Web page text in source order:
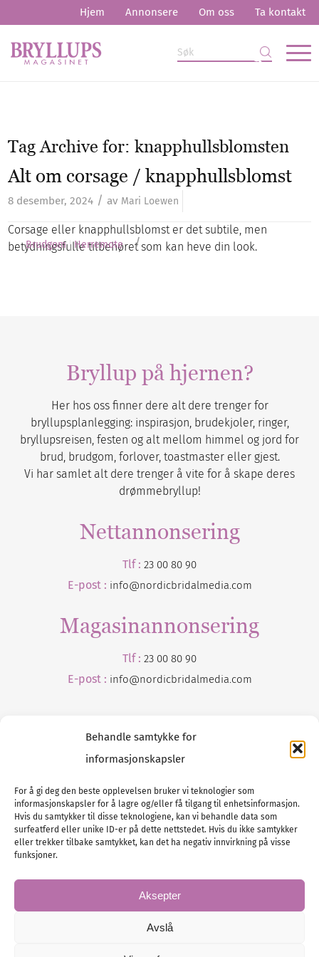
Behandle samtykke for
informasjonskapsler
For å gi deg den beste opplevelsen bruker vi teknologier som
informasjonskapsler for å lagre og/eller få tilgang til enhetsinformasjon.
Hvis du samtykker til disse teknologiene, kan vi behandle data som
surfeatferd eller unike ID-er på dette nettstedet. Hvis du ikke samtykker
eller trekker tilbake samtykket, kan det ha negativ innvirkning på visse
funksjoner.
Aksepter
Avslå
Hjem Annonsere Om oss Ta kontakt
Tag Archive for:knapphullsblomsten
Alt om corsage / knapphullsblomst
8 desember, 2024 / av Mari Loewen
Corsage eller knapphullsblomst er det subtile, men
betydningsfulle tilbehøret som kan heve din look.
Brudgom Herremote /
Bryllup på hjernen?
Her hos oss finner dere alt dere trenger for
bryllupsplanlegging: inspirasjon, brudekjoler, ringer,
bryllupsreisen, festen og alt mellom himmel og jord for
brud, brudgom, forlover, toastmaster eller gjest.
Vi har samlet alt dere trenger å vite for å skape deres
drømmebryllup!
Nettannonsering
Tlf : 23 00 80 90
E-post : info@nordicbridalmedia.com
Magasinannonsering
Tlf : 23 00 80 90
E-post : info@nordicbridalmedia.com
Tlf :23 00 80 90
E-post :info@ nordicbridalmedia.com